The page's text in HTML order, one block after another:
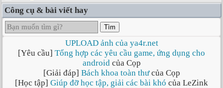
Công cụ & bài viết hay
Tìm
UPLOAD ảnh của ya4r.net
[Yêu cầu] Tổng hợp các yêu cầu game, ứng dụng cho
androidcủa Cọp
[Giải đáp] Bách khoa toàn thưcủa Cọp
[Học tập] Giúp đỡ học tập, giải các bài khó của LeZink